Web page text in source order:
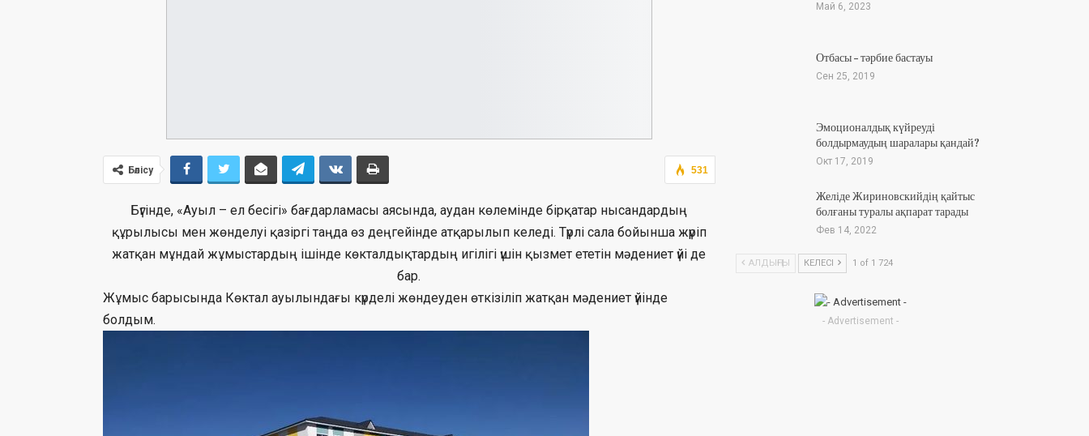
531
Бөлісу
Бүгінде, «Ауыл – ел бесігі» бағдарламасы аясында, аудан көлемінде бірқатар нысандардың
құрылысы мен жөнделуі қазіргі таңда өз деңгейінде атқарылып келеді. Түрлі сала бойынша жүріп
жатқан мұндай жұмыстардың ішінде көкталдықтардың игілігі үшін қызмет ететін мәдениет үйі де
бар.
Жұмыс барысында Көктал ауылындағы күрделі жөндеуден өткізіліп жатқан мәдениет үйінде
болдым.
Май 6, 2023
Отбасы – тәрбие бастауы
Сен 25, 2019
Эмоционалдық күйреуді
болдырмаудың шаралары қандай?
Окт 17, 2019
Желіде Жириновскийдің қайтыс
болғаны туралы ақпарат тарады
Фев 14, 2022
АЛДЫҢҒЫ КЕЛЕСІ 1 of 1 724
- Advertisement -